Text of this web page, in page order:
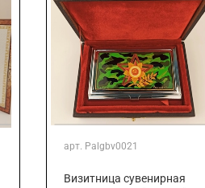
арт. Palgbv0021
Визитница сувенирная